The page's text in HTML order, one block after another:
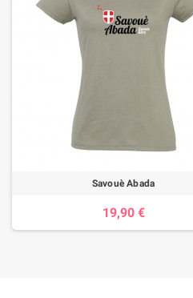
Savouè Abada
19,90 €